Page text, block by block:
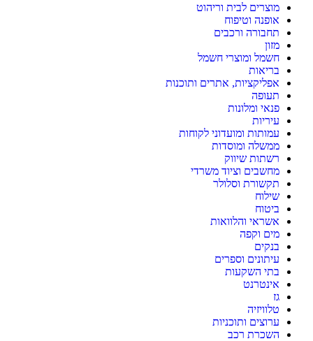
מוצרים לבית וריהוט
אופנה וטיפוח
תחבורה ורכבים
מזון
חשמל ומוצרי חשמל
בריאות
אפליקציות, אתרים ותוכנות
תעופה
פנאי ומלונות
עיריות
עמותות ומועדוני לקוחות
ממשלה ומוסדות
רשתות שיווק
מחשבים וציוד משרדי
תקשורת וסלולר
שילוח
ביטוח
אשראי והלוואות
מים וקפה
בנקים
עיתונים וספרים
בתי השקעות
אינטרנט
גז
טלוויזיה
ערוצים ותוכניות
השכרת רכב